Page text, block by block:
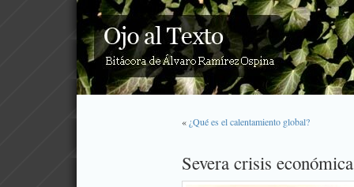
« ¿Qué es el calentamiento global?
Severa crisis